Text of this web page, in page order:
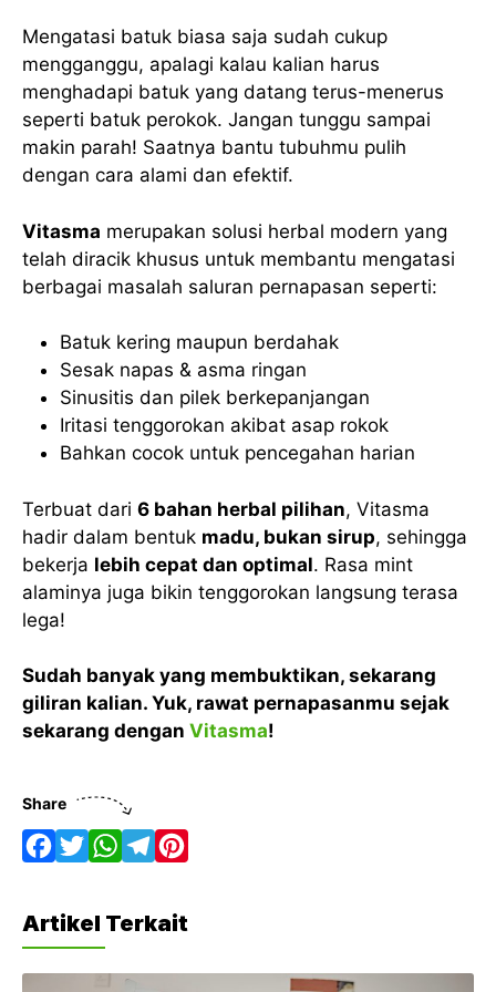
Mengatasi batuk biasa saja sudah cukup
mengganggu, apalagi kalau kalian harus
menghadapi batuk yang datang terus-menerus
seperti batuk perokok. Jangan tunggu sampai
makin parah! Saatnya bantu tubuhmu pulih
dengan cara alami dan efektif.
Vitasma merupakan solusi herbal modern yang
telah diracik khusus untuk membantu mengatasi
berbagai masalah saluran pernapasan seperti:
Batuk kering maupun berdahak
Sesak napas & asma ringan
Sinusitis dan pilek berkepanjangan
Iritasi tenggorokan akibat asap rokok
Bahkan cocok untuk pencegahan harian
Terbuat dari 6 bahan herbal pilihan, Vitasma
hadir dalam bentuk madu, bukan sirup, sehingga
bekerja lebih cepat dan optimal. Rasa mint
alaminya juga bikin tenggorokan langsung terasa
lega!
Sudah banyak yang membuktikan, sekarang
giliran kalian. Yuk, rawat pernapasanmu sejak
sekarang dengan Vitasma!
Share
a
c
e
w
i
t
h
a
t
e
t
Artikel Terkait